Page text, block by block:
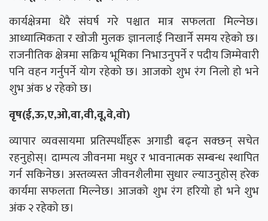
कार्यक्षेत्रमा धेरै संघर्ष गरे पश्चात मात्र सफलता मिल्नेछ।
आध्यात्मिकता र खोजी मुलक ज्ञानलाई निखार्ने समय रहेको छ।
राजनीतिक क्षेत्रमा सक्रिय भूमिका निभाउनुपर्ने र पदीय जिम्मेवारी
पनि वहन गर्नुपर्ने योग रहेको छ। आजको शुभ रंग निलो हो भने
शुभ अंक ४ रहेको छ।
वृष(ई,ऊ,ए,ओ,वा,वी,वू,वे,वो)
व्यापार व्यवसायमा प्रतिस्पर्धीहरू अगाडी बढ्न सक्छन् सचेत
रहनुहोस्। दाम्पत्य जीवनमा मधुर र भावनात्मक सम्बन्ध स्थापित
गर्न सकिनेछ। अस्तव्यस्त जीवनशैलीमा सुधार ल्याउनुहोस् हरेक
कार्यमा सफलता मिल्नेछ। आजको शुभ रंग हरियो हो भने शुभ
अंक २ रहेको छ।